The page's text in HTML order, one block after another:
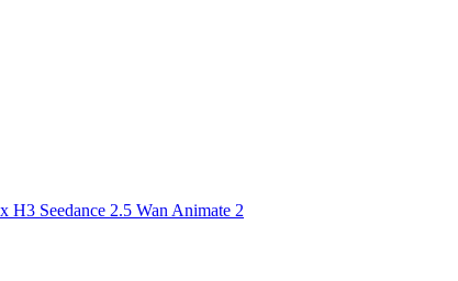
H3 Seedance 2.5 Wan Animate 2